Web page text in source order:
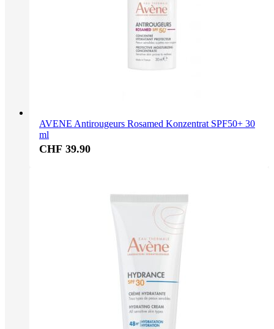
AVENE Antirougeurs Rosamed Konzentrat SPF50+ 30
ml
CHF 39.90